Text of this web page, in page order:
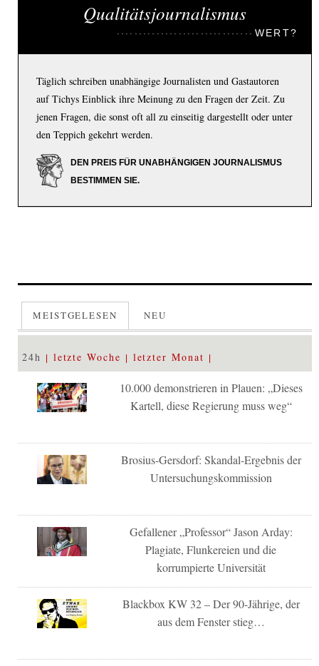
Qualitätsjournalismus
WERT?
Täglich schreiben unabhängige Journalisten und Gastautoren
auf Tichys Einblick ihre Meinung zu den Fragen der Zeit. Zu
jenen Fragen, die sonst oft all zu einseitig dargestellt oder unter
den Teppich gekehrt werden.
DEN PREIS FÜR UNABHÄNGIGEN JOURNALISMUS
BESTIMMEN SIE.
MEISTGELESEN NEU
24h letzte Woche letzter Monat
10.000 demonstrieren in Plauen: „Dieses
Kartell, diese Regierung muss weg“
Brosius-Gersdorf: Skandal-Ergebnis der
Untersuchungskommission
Gefallener „Professor“ Jason Arday:
Plagiate, Flunkereien und die
korrumpierte Universität
Blackbox KW 32 – Der 90-Jährige, der
aus dem Fenster stieg…